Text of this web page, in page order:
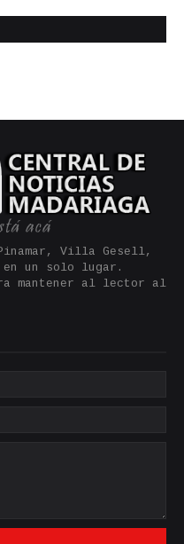
Villa Gesell,
un solo lugar.
mantener al lector al